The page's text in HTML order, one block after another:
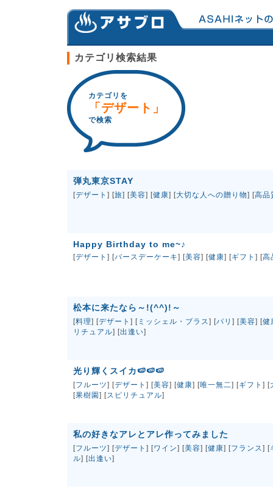
カテゴリ検索結果
カテゴリを
「デザート」
で検索
弾丸東京STAY
[デザート ] [旅] [美容] [健康] [大切な人への贈り物] [高品
Happy Birthday to me~♪
[デザート ] [バースデーケーキ] [美容] [健康] [ギフト ] [高
松本に来たなら～!(^^)!～
[料理] [デザート ] [ ミッシェル・ブラス] [パリ ] [美容] [健
リチュアル] [出逢い]
光り輝くスイカ🍉🍉🍉
[フルーツ] [デザート ] [美容] [健康] [唯一無二] [ギフト ] [
[果樹園 ] [スピリチュアル]
私の好きなアレとアレ作ってみました
[フルーツ] [デザート ] [ワイン] [美容] [健康] [フランス] [
ル] [出逢い]